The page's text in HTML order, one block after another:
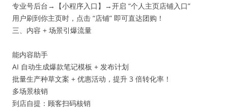
专业号后台→【小程序入口】→开启 “个人主页店铺入口”
用户刷到你主页时，点击 “店铺” 即可直达团购！
三、内容 + 场景引爆流量
能内容助手
AI 自动生成爆款笔记模板 + 发布计划
批量生产种草文案 + 优惠活动，提升 3 倍转化率！
多场景核销
到店自提：顾客扫码核销